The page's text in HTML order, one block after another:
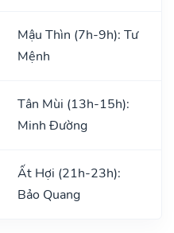
Mậu Thìn (7h-9h): Tư
Mệnh
Tân Mùi (13h-15h):
Minh Đường
Ất Hợi (21h-23h):
Bảo Quang